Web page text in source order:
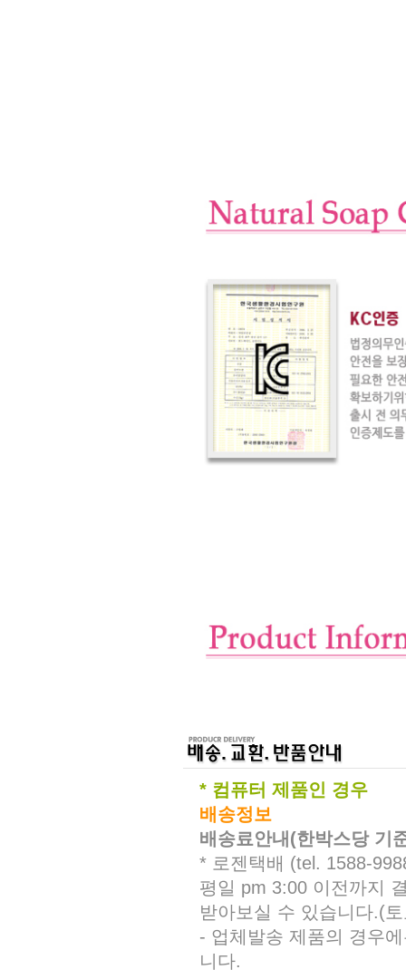
* 컴퓨터 제품인 경우
배송정보
배송료안내(한박스당 기
* 로젠택배 (tel. 1588-
평일 pm 3:00 이전까지
받아보실 수 있습니다.(
- 업체발송 제품의 경우
니다.